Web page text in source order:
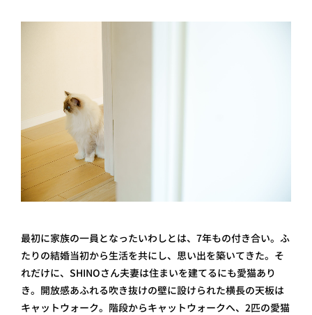
最初に家族の一員となったいわしとは、7年もの付き合い。ふ
たりの結婚当初から生活を共にし、思い出を築いてきた。そ
れだけに、SHINOさん夫妻は住まいを建てるにも愛猫あり
き。開放感あふれる吹き抜けの壁に設けられた横長の天板は
キャットウォーク。階段からキャットウォークへ、2匹の愛猫